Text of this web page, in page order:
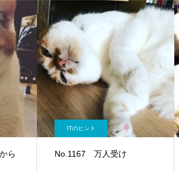
ら
ITのヒント
No.1167 万人受け